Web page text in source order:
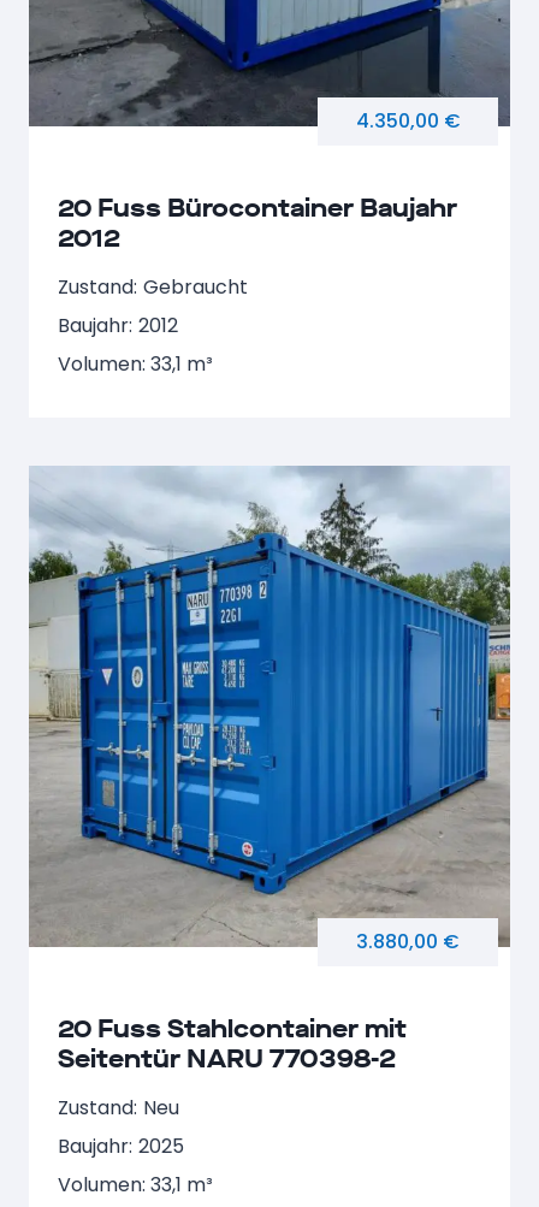
20 Fuss Bürocontainer Baujahr
2012
4.350,00 €
Zustand: Gebraucht
Baujahr: 2012
Volumen: 33,1 m³
20 Fuss Stahlcontainer mit
Seitentür NARU 770398-2
3.880,00 €
Zustand: Neu
Baujahr: 2025
Volumen: 33,1 m³